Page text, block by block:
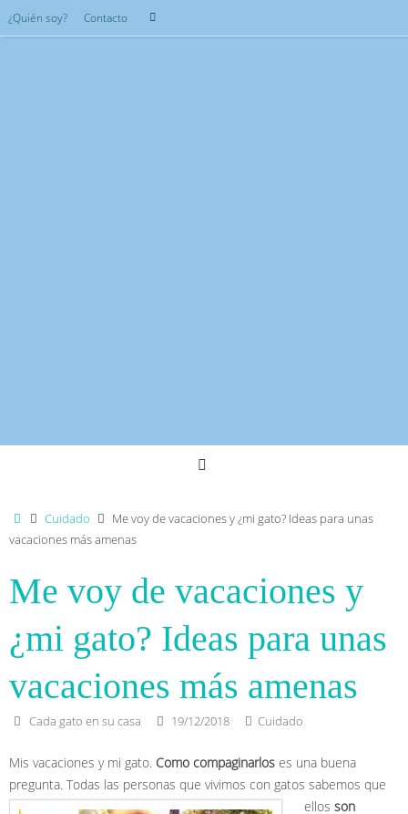
Saltar
al
¿Quién soy? Contacto
para:
Buscar
InicioCuidado
Me voy de vacaciones y ¿mi gato? Ideas para unas
vacaciones más amenas
Me voy de vacaciones y
¿mi gato? Ideas para unas
vacaciones más amenas
Cada gato en su casa 19/12/2018 Cuidado
Mis vacaciones y mi gato. Como compaginarlos es una buena
pregunta. Todas las personas que vivimos con gatos sabemos que
ellos son